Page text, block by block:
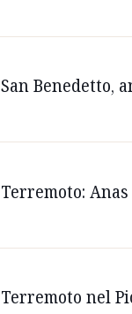
San Benedetto,
Terremoto:
Terremoto nel